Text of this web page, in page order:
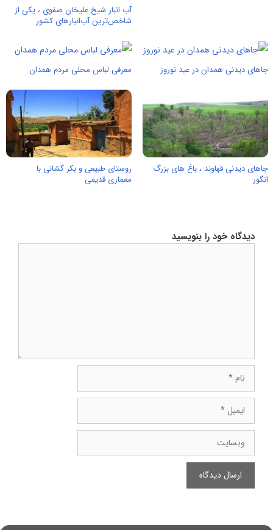
آب انبار شیخ علیخان صفوی ، یکی از
شاخص‌ترین آب‌انبارهای کشور
جاهای دیدنی همدان در عید نوروز معرفی لباس محلی مردم همدان
جاهای دیدنی قهاوند ، باغ های بزرگ
انگور
روستای طبیعی و بکر گشانی با
معماری قدیمی
دیدگاه خود را بنویسید
ایمیل
وبسایت